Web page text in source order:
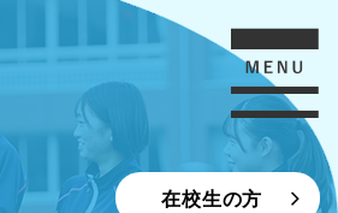
在校生の方